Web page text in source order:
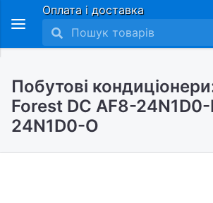
Оплата і доставка
Побутові
Forest DC AF8-
24N1D0-O